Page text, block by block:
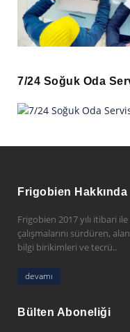
7/24 Soğuk Oda
Frigobien Hakkında
Frigobien 2017 yılı itibari
çalışmalarını sürdüren,
bilgi birikimleri ve tecrü..
devamı
Bülten Aboneliği